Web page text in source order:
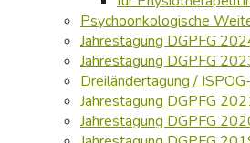
Psychoonkologische
Jahrestagung DGPFG
Jahrestagung DGPFG
Dreiländertagung /
Jahrestagung DGPFG
Jahrestagung DGPFG